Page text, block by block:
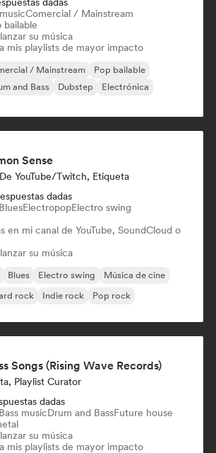
Comercial / Mainstream
bailable
su música
mis playlists de mayor impacto
/ Mainstream
Pop bailable
and Bass Dubstep
Electrónica
Sense
YouTube/Twitch, Etiqueta
dadas
BluesElectropopElectro swing
en mi canal de YouTube, SoundCloud o
su música
Blues Electro swing
Música de cine
rock Indie rock Pop rock
Songs (Rising Wave Records)
Playlist Curator
dadas
Bass musicDrum and BassFuture house
su música
mis playlists de mayor impacto